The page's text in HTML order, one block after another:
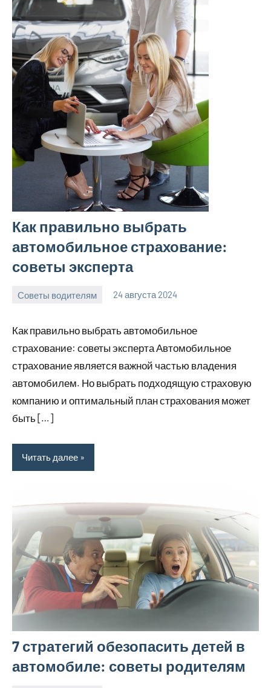
Как правильно выбрать
автомобильное страхование:
советы эксперта
Советы водителям 24 августа 2024
omguru_ru
Нет
Как правильно выбрать автомобильное
страхование: советы эксперта Автомобильное
страхование является важной частью владения
автомобилем. Но выбрать подходящую страховую
компанию и оптимальный план страхования может
быть […]
Читать далее
7 стратегий обезопасить детей в
автомобиле: советы родителям